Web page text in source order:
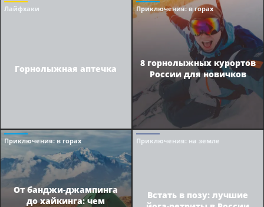
Лайфхаки
Горнолыжная аптечка
Приключения: в горах
8 горнолыжных курортов
России для новичков
Приключения: в горах
От банджи-джампинга
до хайкинга: чем
Приключения: на земле
Встать в позу: лучшие